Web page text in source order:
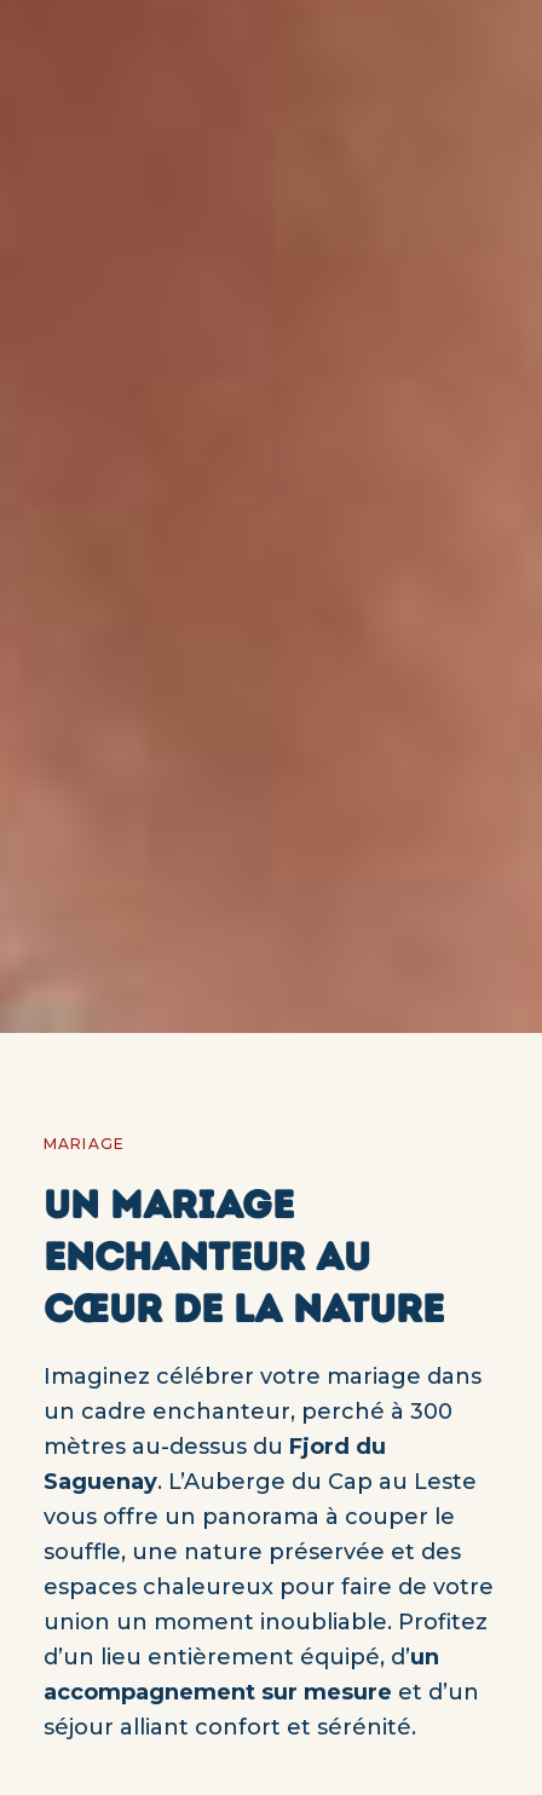
MARIAGE
UN MARIAGE
ENCHANTEUR AU
CŒUR DE LA NATURE
Imaginez célébrer votre mariage dans
un cadre enchanteur, perché à 300
mètres au-dessus du Fjord du
Saguenay. L’Auberge du Cap au Leste
vous offre un panorama à couper le
souffle, une nature préservée et des
espaces chaleureux pour faire de votre
union un moment inoubliable. Profitez
d’un lieu entièrement équipé, d’un
accompagnement sur mesure et d’un
séjour alliant confort et sérénité.